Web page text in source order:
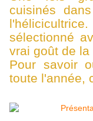
cuisinés
sélectionné
vrai goût de
Pour savoir
toute l'année,